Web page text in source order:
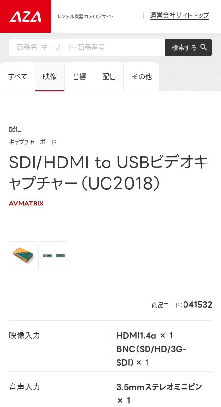
レンタル機器カタログサイト 運営会社サイトトップ
すべて 映像 音響 配信 その他
配信
キャプチャーボード
SDI/HDMI to USBビデオキ
ャプチャー（UC2018）
AVMATRIX
商品コード：041532
映像入力
HDMI1.4a × 1
BNC（SD/HD/3G-
SDI）× 1
音声入力
3.5mmステレオミニピン
× 1